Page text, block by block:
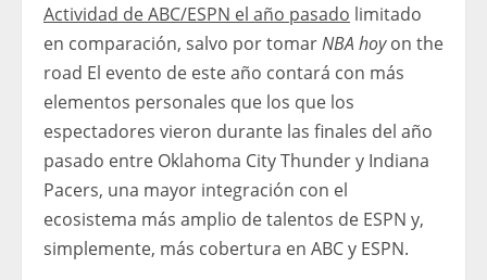
Actividad de ABC/ESPN el año pasado limitado
en comparación, salvo por tomarNBA hoyon the
road El evento de este año contará con más
elementos personales que los que los
espectadores vieron durante las finales del año
pasado entre Oklahoma City Thunder y Indiana
Pacers, una mayor integración con el
ecosistema más amplio de talentos de ESPN y,
simplemente, más cobertura en ABC y ESPN.